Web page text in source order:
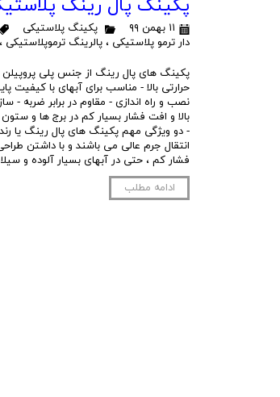
پکینگ پال رینگ
۱۱ بهمن ۹۹ پکینگ پلاستیکی
دار ترمو پلاستیکی ، پالرینگ ترموپلاستیکی ،
پکینگ های پال رینگ از جنس پلی پروپیلن
حرارتی بالا - مناسب برای آبهای با کیفیت
نصب و راه اندازی - مقاوم در برابر ضربه -
بالا و افت فشار بسیار کم در برج ها و
- دو ویژگی مهم پکینگ های پال رینگ یا
انتقال جرم عالی می باشند و با داشتن
فشار کم ، حتی در آبهای بسیار آلوده و
ادامه مطلب